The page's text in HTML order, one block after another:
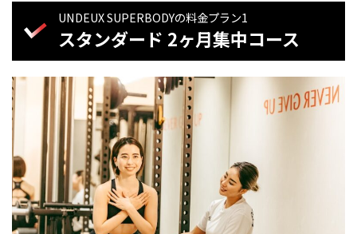
UNDEUX SUPERBODYの料金プラン1
スタンダード 2ヶ月集中コース